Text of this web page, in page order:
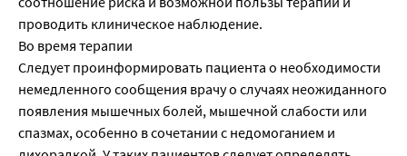
проводить клиническое наблюдение.
Во время терапии
Следует проинформировать пациента о необходимости
немедленного сообщения врачу о случаях неожиданного
появления мышечных болей, мышечной слабости или
спазмах, особенно в сочетании с недомоганием и